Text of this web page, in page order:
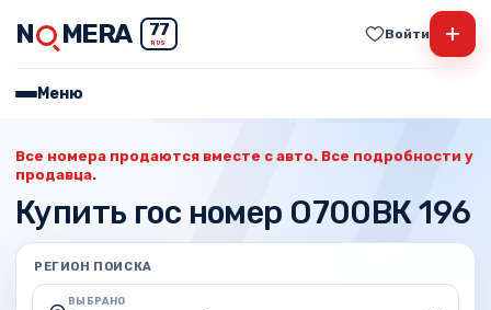
N MERA 77
RUS
Войти +
Меню
Все номера продаются вместе с авто. Все подробности у
продавца.
Купить гос номер О700ВК 196
РЕГИОН ПОИСКА
ВЫБРАНО